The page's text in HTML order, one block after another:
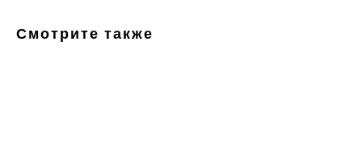
Смотрите также